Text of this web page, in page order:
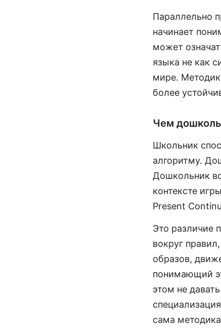
Параллельно
начинает
может
языка не как
мире.
более
Чем
Школьник
алгоритму.
Дошкольник
контексте
Present
Это различие
вокруг
образов,
понимающий
этом не
сама